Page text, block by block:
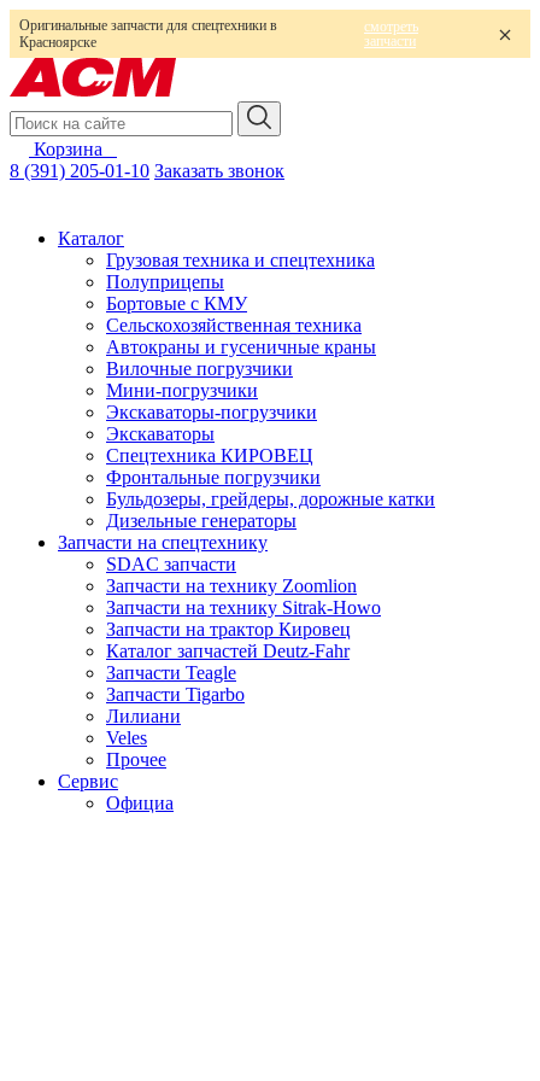
Оригинальные запчасти для спецтехники в
Красноярске
смотреть
запчасти
Корзина
8 (391) 205-01-10 Заказать звонок
Каталог
Грузовая техника и спецтехника
Полуприцепы
Бортовые с КМУ
Сельскохозяйственная техника
Автокраны и гусеничные краны
Вилочные погрузчики
Мини-погрузчики
Экскаваторы-погрузчики
Экскаваторы
Спецтехника КИРОВЕЦ
Фронтальные погрузчики
Бульдозеры, грейдеры, дорожные катки
Дизельные генераторы
Запчасти на спецтехнику
SDAC запчасти
Запчасти на технику Zoomlion
Запчасти на технику Sitrak-Howo
Запчасти на трактор Кировец
Каталог запчастей Deutz-Fahr
Запчасти Teagle
Запчасти Tigarbo
Лилиани
Veles
Прочее
Сервис
Официа